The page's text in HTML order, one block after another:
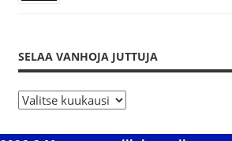
SELAA VANHOJA JUTTUJA
S